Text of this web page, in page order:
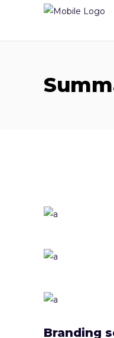
Branding